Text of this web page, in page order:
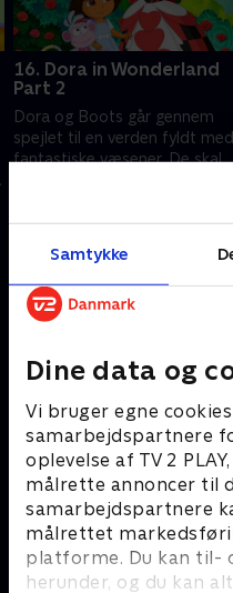
Samtykke
Dine data og
Vi bruger egne
samarbejdspartnere
oplevelse af TV 2
målrette annoncer til
samarbejdspartnere
målrettet
platforme. Du kan til-
herunder, og du kan
16. Dora in Wonderland
Part 2
Dora og Boots går gennem
spejlet til en verden fyldt med
fantastiske væsener. De skal
Dronning.
Andre så også
Totally Spies
Børneserier • 2 sæsoner